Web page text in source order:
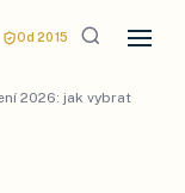
Od 2015
2026: jak vybrat